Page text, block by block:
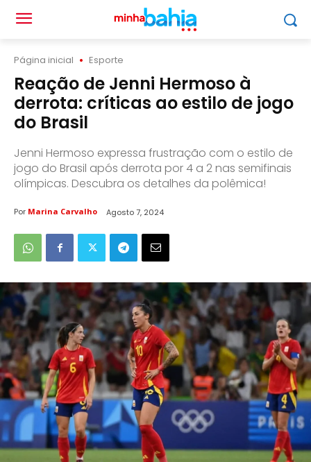
Página inicial Esporte
Reação de Jenni Hermoso à
derrota: críticas ao estilo de jogo
do Brasil
Jenni Hermoso expressa frustração com o estilo de
jogo do Brasil após derrota por 4 a 2 nas semifinais
olímpicas. Descubra os detalhes da polêmica!
Por Marina Carvalho Agosto 7, 2024